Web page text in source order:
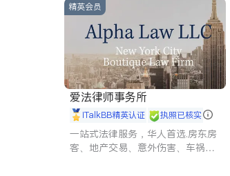
精英会员
爱法律师事务所
iTalkBB精英认证 执照已核实
一站式法律服务，华人首选.房东房
客、地产交易、意外伤害、车祸重